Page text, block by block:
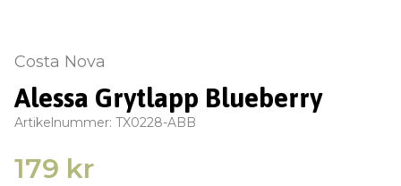
Costa Nova
Alessa Grytlapp Blueberry
Artikelnummer: TX0228-ABB
179 kr